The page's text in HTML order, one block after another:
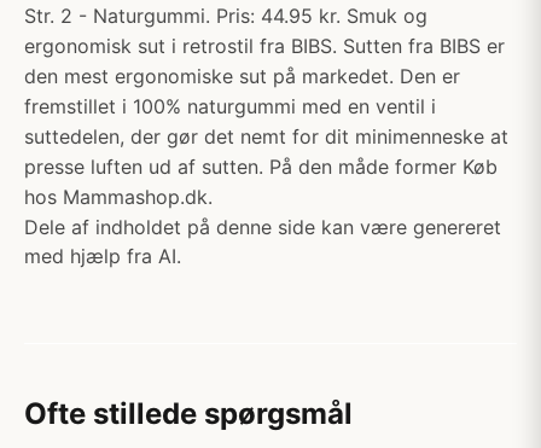
Str. 2 - Naturgummi. Pris: 44.95 kr. Smuk og
ergonomisk sut i retrostil fra BIBS. Sutten fra BIBS er
den mest ergonomiske sut på markedet. Den er
fremstillet i 100% naturgummi med en ventil i
suttedelen, der gør det nemt for dit minimenneske at
presse luften ud af sutten. På den måde former Køb
hos Mammashop.dk.
Dele af indholdet på denne side kan være genereret
med hjælp fra AI.
Ofte stillede spørgsmål